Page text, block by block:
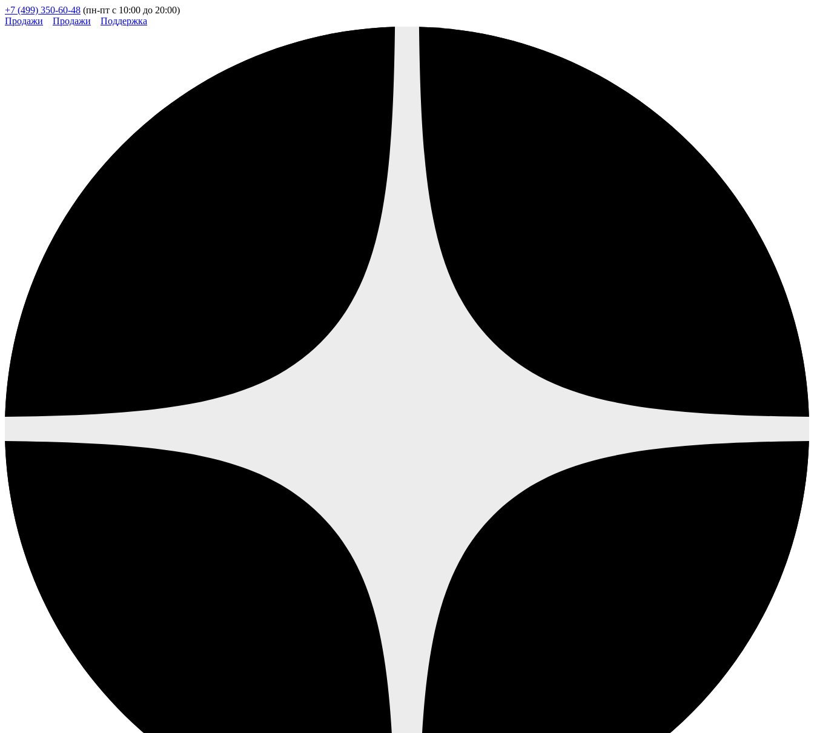
+7 (499) 350-60-48 (пн-пт с 10:00 до 20:00)
Продажи
Продажи Поддержка